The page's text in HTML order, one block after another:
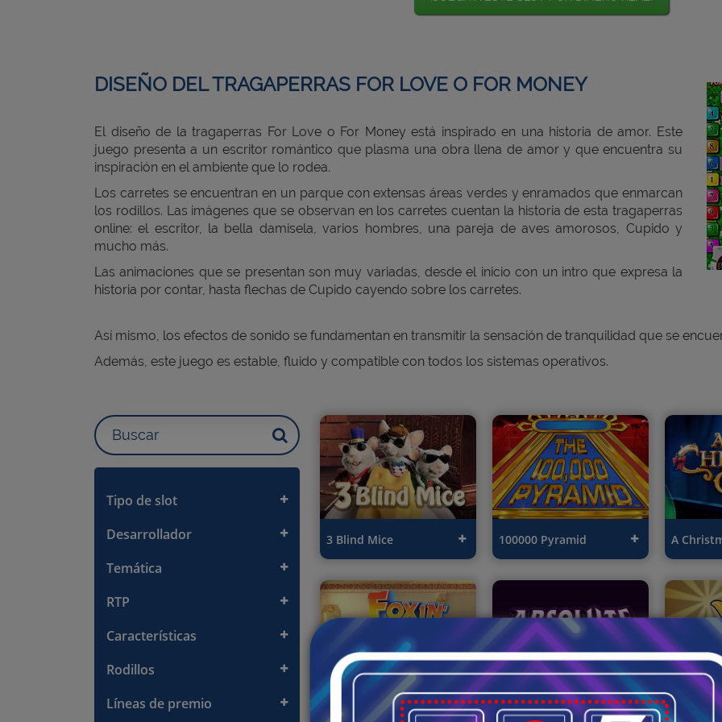
DISEÑO DEL TRAGAPERRAS FOR LOVE O FOR MONEY
El diseño de la tragaperras For Love o For Money está inspirado en una historia de amor. Este
juego presenta a un escritor romántico que plasma una obra llena de amor y que encuentra su
inspiración en el ambiente que lo rodea.
Los carretes se encuentran en un parque con extensas áreas verdes y enramados que enmarcan
los rodillos. Las imágenes que se observan en los carretes cuentan la historia de esta tragaperras
online: el escritor, la bella damisela, varios hombres, una pareja de aves amorosos, Cupido y
mucho más.
Las animaciones que se presentan son muy variadas, desde el inicio con un intro que expresa la
historia por contar, hasta flechas de Cupido cayendo sobre los carretes.
Así mismo, los efectos de sonido se fundamentan en transmitir la sensación de tranquilidad que se
Además, este juego es estable, fluido y compatible con todos los sistemas operativos.
Tipo de slot
Desarrollador
Temática
RTP
Características
Rodillos
Líneas de premio
3 Blind Mice 100000 Pyramid A
Foxin’ Wins: A Very
Foxin’ Christmas
Absolute Super Reels Ace Of